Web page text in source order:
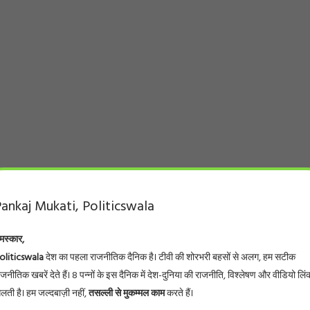
Mukati, Politicswala
देश का पहला राजनीतिक दैनिक है। टीवी की शोरभरी बहसों से अलग, हम सटीक
खबरें देते हैं। 8 पन्नों के इस दैनिक में देश-दुनिया की राजनीति, विश्लेषण और वीडियो
है। हम जल्दबाज़ी नहीं,तसल्ली से मुकम्मल कामकरते हैं।